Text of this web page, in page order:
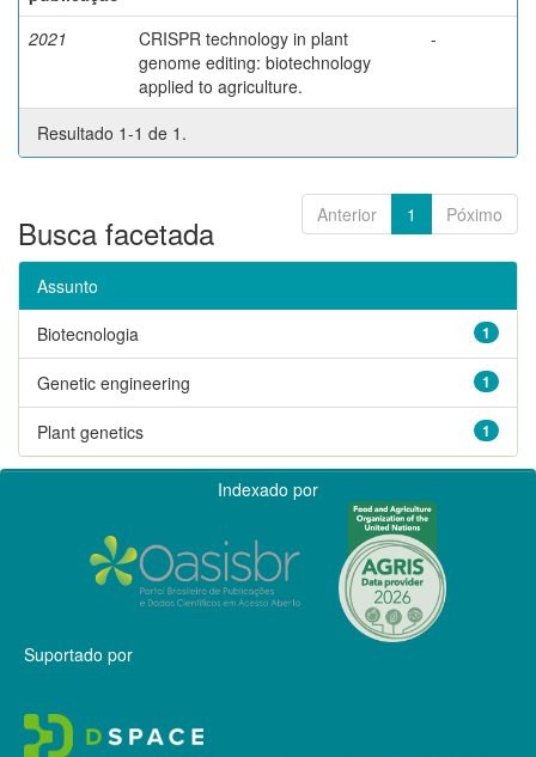
2021
CRISPR technology in plant
genome editing: biotechnology
applied to agriculture.
-
Resultado 1-1 de 1.
Anterior 1 Póximo
Busca facetada
Assunto
1
Biotecnologia
1
Genetic engineering
1
Plant genetics
Indexado por
Suportado por